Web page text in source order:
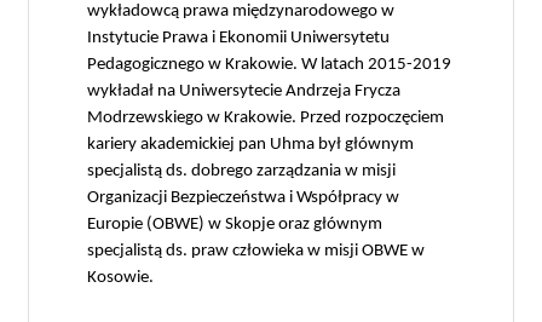
wykładowcą prawa międzynarodowego w
Instytucie Prawa i Ekonomii Uniwersytetu
Pedagogicznego w Krakowie. W latach 2015-2019
wykładał na Uniwersytecie Andrzeja Frycza
Modrzewskiego w Krakowie. Przed rozpoczęciem
kariery akademickiej pan Uhma był głównym
specjalistą ds. dobrego zarządzania w misji
Organizacji Bezpieczeństwa i Współpracy w
Europie (OBWE) w Skopje oraz głównym
specjalistą ds. praw człowieka w misji OBWE w
Kosowie.